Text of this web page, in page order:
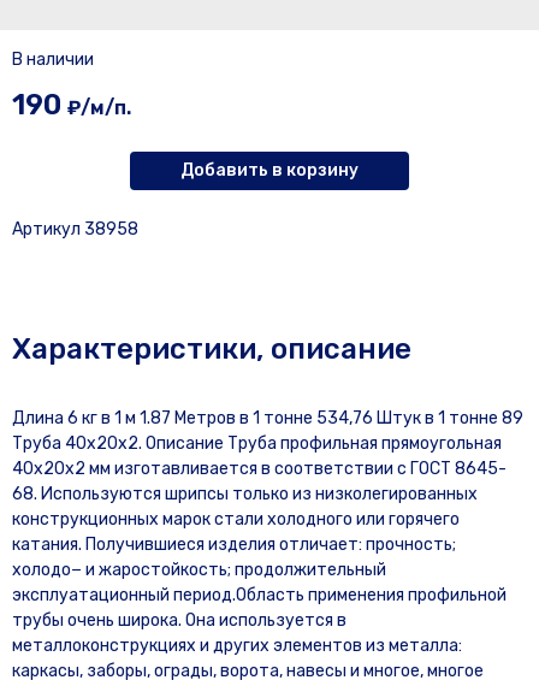
В наличии
190 ₽/м/п.
Добавить в корзину
Артикул 38958
Характеристики, описание
Длина 6 кг в 1 м 1.87 Метров в 1 тонне 534,76 Штук в 1 тонне 89
Труба 40х20х2. Описание Труба профильная прямоугольная
40х20х2 мм изготавливается в соответствии с ГОСТ 8645-
68. Используются шрипсы только из низколегированных
конструкционных марок стали холодного или горячего
катания. Получившиеся изделия отличает: прочность;
холодо− и жаростойкость; продолжительный
эксплуатационный период.Область применения профильной
трубы очень широка. Она используется в
металлоконструкциях и других элементов из металла:
каркасы, заборы, ограды, ворота, навесы и многое, многое